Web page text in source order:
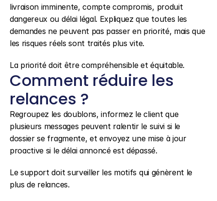
livraison imminente, compte compromis, produit
dangereux ou délai légal. Expliquez que toutes les
demandes ne peuvent pas passer en priorité, mais que
les risques réels sont traités plus vite.
La priorité doit être compréhensible et équitable.
Comment réduire les
relances ?
Regroupez les doublons, informez le client que
plusieurs messages peuvent ralentir le suivi si le
dossier se fragmente, et envoyez une mise à jour
proactive si le délai annoncé est dépassé.
Le support doit surveiller les motifs qui génèrent le
plus de relances.